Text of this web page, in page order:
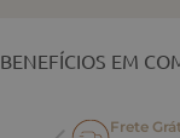
BENEFÍCIOS EM
Frete